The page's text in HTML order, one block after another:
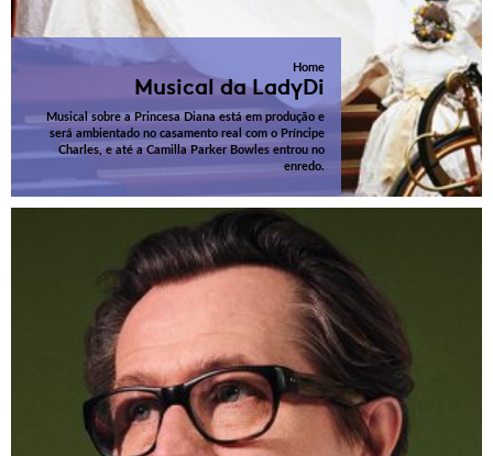
Home
Musical da LadyDi
Musical sobre a Princesa Diana está em produção e
será ambientado no casamento real com o Príncipe
Charles, e até a Camilla Parker Bowles entrou no
enredo.